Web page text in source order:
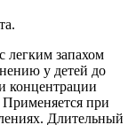
легким запахом
у детей до
концентрации
при
Длительный